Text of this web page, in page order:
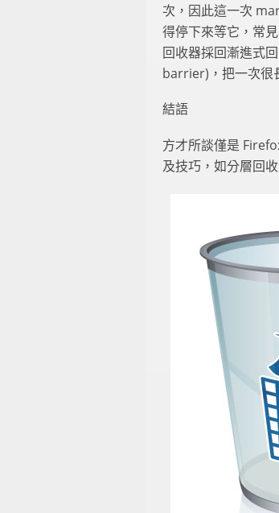
次，因此這一次
得停下來等它，常
回收器採回漸進式
barrier)，把一次很
結語
方才所談僅是
及技巧，如分層回